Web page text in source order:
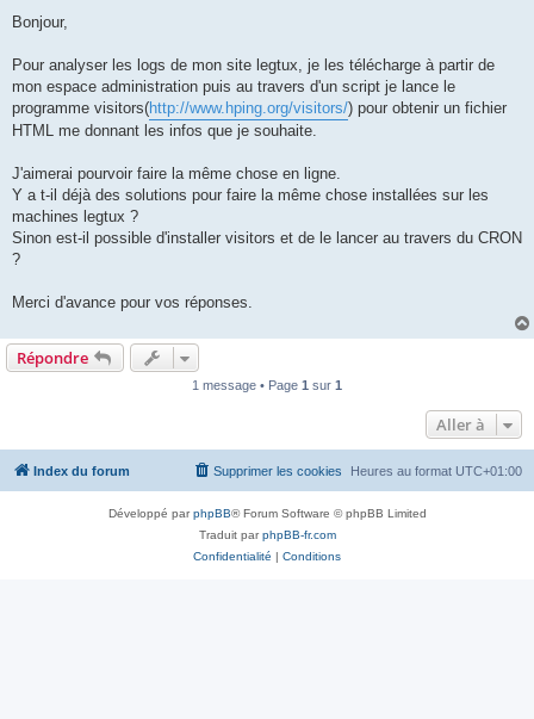
s
g
Bonjour,
Pour analyser les logs de mon site legtux, je les télécharge à partir de
mon espace administration puis au travers d'un script je lance le
programme visitors(http://www.hping.org/visitors/) pour obtenir un fichier
HTML me donnant les infos que je souhaite.
J'aimerai pourvoir faire la même chose en ligne.
Y a t-il déjà des solutions pour faire la même chose installées sur les
machines legtux ?
Sinon est-il possible d'installer visitors et de le lancer au travers du CRON
?
Merci d'avance pour vos réponses.
Répondre
1 message • Page 1 sur 1
Aller à
Index du forum Heures au format UTC+01:00
Supprimer les cookies
Développé parphpBB® Forum Software © phpBB Limited
Traduit parphpBB-fr.com
Confidentialité | Conditions